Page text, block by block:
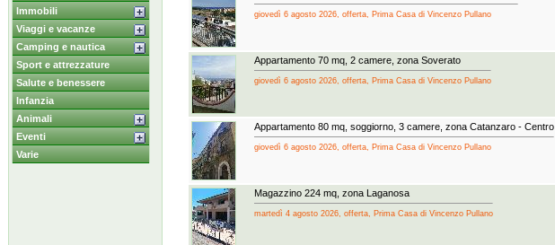
Immobili
Viaggi e vacanze
Camping e nautica
Sport e attrezzature
Salute e benessere
Infanzia
Animali
Eventi
Varie
giovedì 6 agosto 2026, offerta, Prima Casa di Vincenzo Pullano
Appartamento 70 mq, 2 camere, zona Soverato
giovedì 6 agosto 2026, offerta, Prima Casa di Vincenzo Pullano
Appartamento 80 mq, soggiorno, 3 camere, zona Catanzaro - Centro
giovedì 6 agosto 2026, offerta, Prima Casa di Vincenzo Pullano
Magazzino 224 mq, zona Laganosa
martedì 4 agosto 2026, offerta, Prima Casa di Vincenzo Pullano